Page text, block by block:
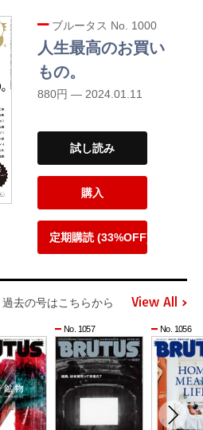
ブルータス No. 1000
人生最高のお買い
もの。
880円 — 2024.01.11
試し読み
購入
定期購読 (33%OFF)
過去の号はこちらから View All
No. 1057 No. 1056